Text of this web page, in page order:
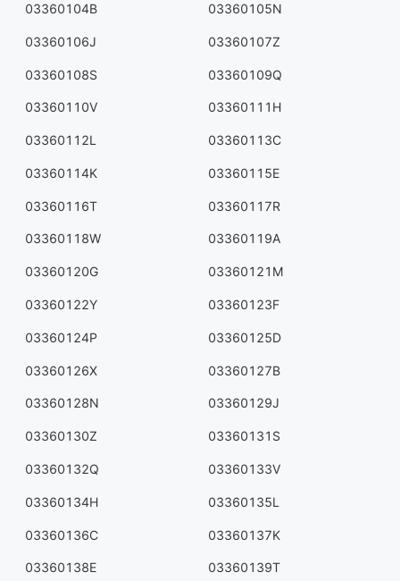
03360104B 03360105N
03360106J 03360107Z
03360108S 03360109Q
03360110V 03360111H
03360112L 03360113C
03360114K 03360115E
03360116T 03360117R
03360118W 03360119A
03360120G 03360121M
03360122Y 03360123F
03360124P 03360125D
03360126X 03360127B
03360128N 03360129J
03360130Z 03360131S
03360132Q 03360133V
03360134H 03360135L
03360136C 03360137K
03360138E 03360139T